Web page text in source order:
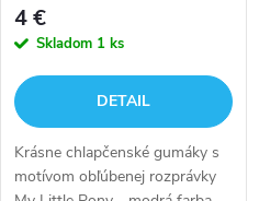
p
r
o
r
o
d
4 €
Skladom 1 ks
DETAIL
Krásne chlapčenské gumáky s
motívom obľúbenej rozprávky